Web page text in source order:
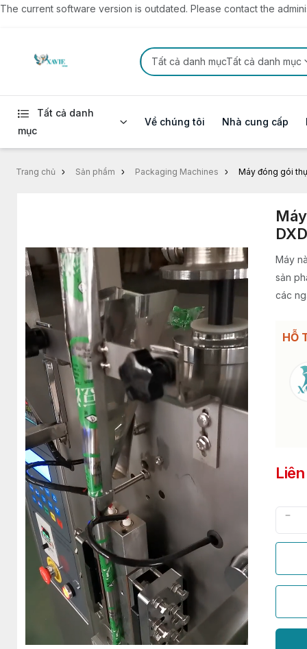
The current software version is outdated. Please contact the
Tất cả danh mụcTất cả danh mục
Tất cả danh
mục
Về chúng tôi Nhà cung cấp
Trang chủ Sản phẩm Packaging Machines Máy đóng gói
Máy
sản
các
HỖ